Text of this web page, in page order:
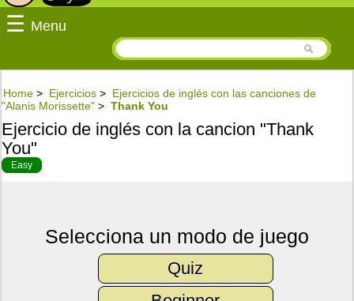
☰ Menu
Home > Ejercicios > Ejercicios de inglés con las canciones de
"Alanis Morissette" > Thank You
Ejercicio de inglés con la cancion "Thank
You"
Easy
Selecciona un modo de juego
Quiz